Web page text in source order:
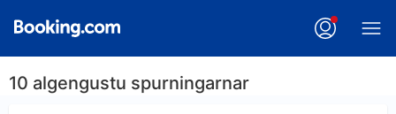
10 algengustu spurningarnar